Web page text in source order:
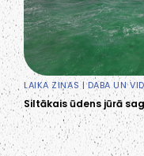
LAIKA ZIŅAS |DABA UN
Siltākais ūdens jūrā